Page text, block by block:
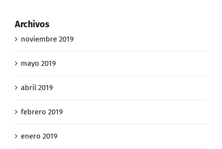
Archivos
noviembre 2019
mayo 2019
abril 2019
febrero 2019
enero 2019